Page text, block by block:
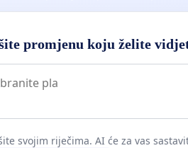
promjenu koju želite
svojim riječima. AI će za vas